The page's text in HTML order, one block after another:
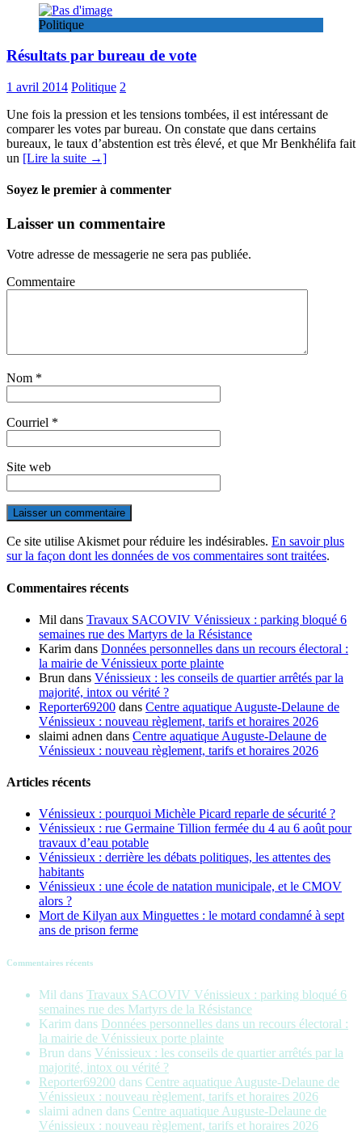
Politique
Résultats par bureau de vote
1 avril 2014 Politique 2
Une fois la pression et les tensions tombées, il est intéressant de
comparer les votes par bureau. On constate que dans certains
bureaux, le taux d’abstention est très élevé, et que Mr Benkhélifa fait
un [Lire la suite →]
Soyez le premier à commenter
Laisser un commentaire
Votre adresse de messagerie ne sera pas publiée.
Commentaire
Nom *
Courriel *
Site web
Ce site utilise Akismet pour réduire les indésirables. En savoir plus
sur la façon dont les données de vos commentaires sont traitées.
Commentaires récents
Mil dans Travaux SACOVIV Vénissieux : parking bloqué 6
semaines rue des Martyrs de la Résistance
Karim dans Données personnelles dans un recours électoral :
la mairie de Vénissieux porte plainte
Brun dans Vénissieux : les conseils de quartier arrêtés par la
majorité, intox ou vérité ?
Reporter69200 dans Centre aquatique Auguste-Delaune de
Vénissieux : nouveau règlement, tarifs et horaires 2026
slaimi adnen dans Centre aquatique Auguste-Delaune de
Vénissieux : nouveau règlement, tarifs et horaires 2026
Articles récents
Vénissieux : pourquoi Michèle Picard reparle de sécurité ?
Vénissieux : rue Germaine Tillion fermée du 4 au 6 août pour
travaux d’eau potable
Vénissieux : derrière les débats politiques, les attentes des
habitants
Vénissieux : une école de natation municipale, et le CMOV
alors ?
Mort de Kilyan aux Minguettes : le motard condamné à sept
ans de prison ferme
Commentaires récents
Mil dans Travaux SACOVIV Vénissieux : parking bloqué 6
semaines rue des Martyrs de la Résistance
Karim dans Données personnelles dans un recours électoral :
la mairie de Vénissieux porte plainte
Brun dans Vénissieux : les conseils de quartier arrêtés par la
majorité, intox ou vérité ?
Reporter69200 dans Centre aquatique Auguste-Delaune de
Vénissieux : nouveau règlement, tarifs et horaires 2026
slaimi adnen dans Centre aquatique Auguste-Delaune de
Vénissieux : nouveau règlement, tarifs et horaires 2026